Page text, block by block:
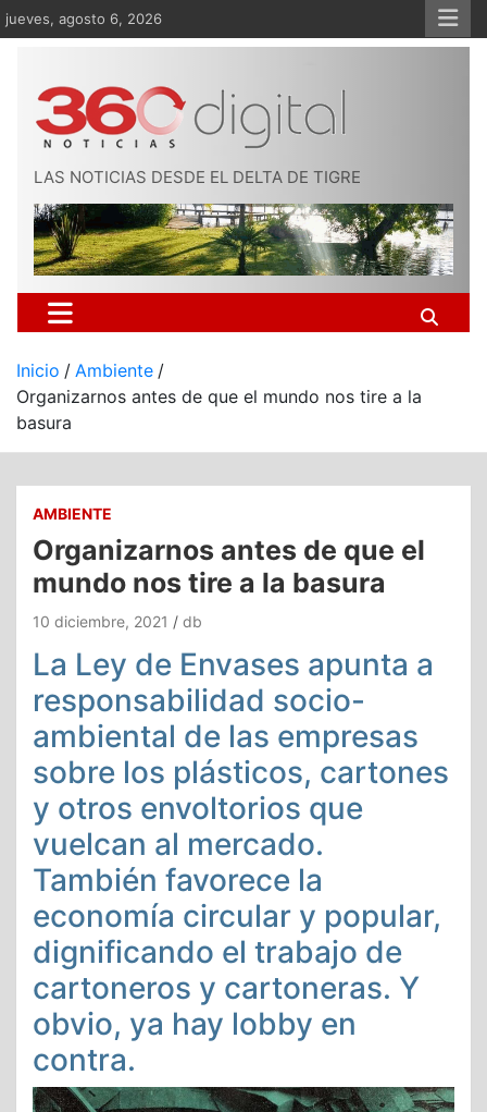
Saltar
al
jueves, agosto 6, 2026
LAS NOTICIAS DESDE EL DELTA DE TIGRE
Inicio
Ambiente
Organizarnos antes de que el mundo nos tire a la
basura
AMBIENTE
Organizarnos antes de que el
mundo nos tire a la basura
10 diciembre, 2021 db
La Ley de Envases apunta a
responsabilidad socio-
ambiental de las empresas
sobre los plásticos, cartones
y otros envoltorios que
vuelcan al mercado.
También favorece la
economía circular y popular,
dignificando el trabajo de
cartoneros y cartoneras. Y
obvio, ya hay lobby en
contra.